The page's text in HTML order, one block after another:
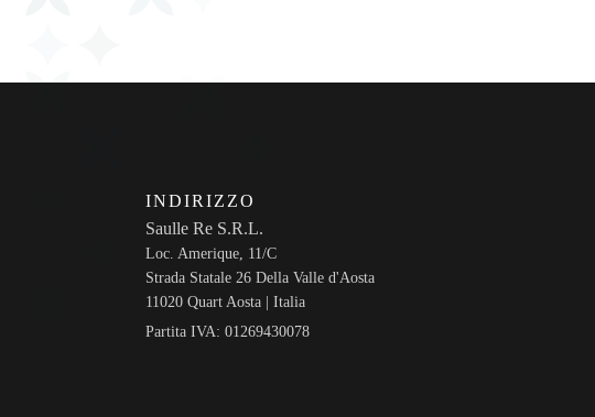
INDIRIZZO
Saulle Re S.R.L.
Loc. Amerique, 11/C
Strada Statale 26 Della Valle d'Aosta
11020 Quart Aosta | Italia
Partita IVA: 01269430078